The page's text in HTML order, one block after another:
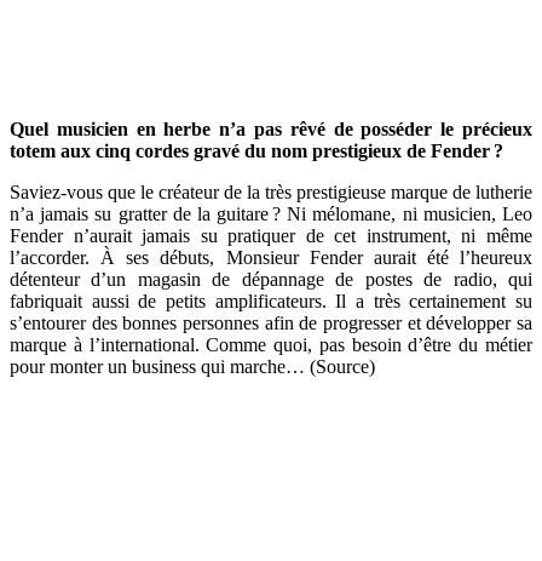
Quel musicien en herbe n’a pas rêvé de posséder le précieux
totem aux cinq cordes gravé du nom prestigieux de Fender ?
Saviez-vous que le créateur de la très prestigieuse marque de lutherie
n’a jamais su gratter de la guitare ? Ni mélomane, ni musicien, Leo
Fender n’aurait jamais su pratiquer de cet instrument, ni même
l’accorder. À ses débuts, Monsieur Fender aurait été l’heureux
détenteur d’un magasin de dépannage de postes de radio, qui
fabriquait aussi de petits amplificateurs. Il a très certainement su
s’entourer des bonnes personnes afin de progresser et développer sa
marque à l’international. Comme quoi, pas besoin d’être du métier
pour monter un business qui marche… (Source)